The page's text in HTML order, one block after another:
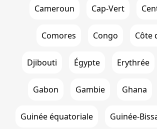
Cameroun Cap-Vert
Comores Congo Côte
Djibouti Égypte Erythrée
Gabon Gambie Ghana
Guinée équatoriale Guinée-